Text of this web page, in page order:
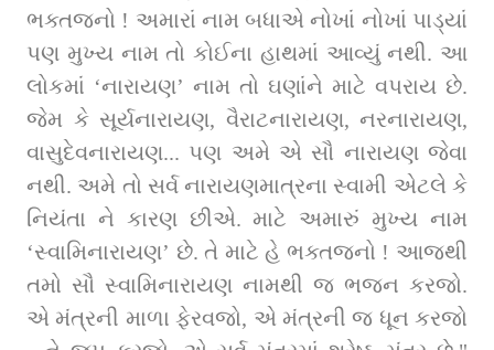
ભક્તજનો ! અમારાં નામ બધાએ નોખાં નોખાં પાડ્યાં
પણ મુખ્ય નામ તો કોઈના હાથમાં આવ્યું નથી. આ
લોકમાં ‘નારાયણ’ નામ તો ઘણાંને માટે વપરાય છે.
જેમ કે સૂર્યનારાયણ, વૈરાટનારાયણ, નરનારાયણ,
વાસુદેવનારાયણ... પણ અમે એ સૌ નારાયણ જેવા
નથી. અમે તો સર્વ નારાયણમાત્રના સ્વામી એટલે કે
નિયંતા ને કારણ છીએ. માટે અમારું મુખ્ય નામ
‘સ્વામિનારાયણ’ છે. તે માટે હે ભક્તજનો ! આજથી
તમો સૌ સ્વામિનારાયણ નામથી જ ભજન કરજો.
એ મંત્રની માળા ફેરવજો, એ મંત્રની જ ધૂન કરજો